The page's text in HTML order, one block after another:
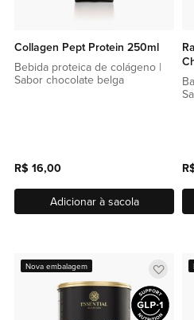
Collagen Pept Protein 250ml
Bebida proteica de colágeno |
Sabor chocolate belga
R$ 16,00
Adicionar à sacola
a
lista
Nova embalagem